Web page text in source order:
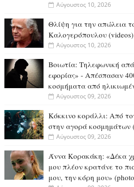
Αύγουστος 10, 2026
Θλίψη για την απώλεια
Καλογερόπουλου (videos)
Αύγουστος 10, 2026
Βοιωτία: Tηλεφωνική
εφορίας» - Απέσπασαν
κοσμήματα από
Αύγουστος 09, 2026
Κόκκινο κοράλλι: Από
στην αγορά κοσμημάτων
Αύγουστος 09, 2026
Άννα Κορακάκη: «Δέκα
μου πλέον κρατάνε το
μου, την κόρη μου»